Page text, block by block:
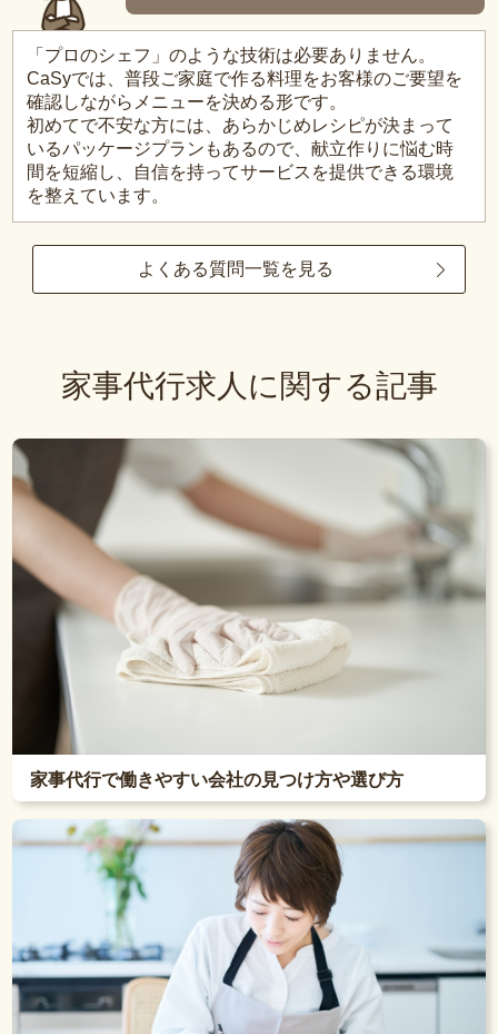
「プロのシェフ」のような技術は必要ありません。
CaSyでは、普段ご家庭で作る料理をお客様のご要望を
確認しながらメニューを決める形です。
初めてで不安な方には、あらかじめレシピが決まって
いるパッケージプランもあるので、献立作りに悩む時
間を短縮し、自信を持ってサービスを提供できる環境
を整えています。
よくある質問一覧を見る
家事代行求人に関する記事
家事代行で働きやすい会社の見つけ方や選び方